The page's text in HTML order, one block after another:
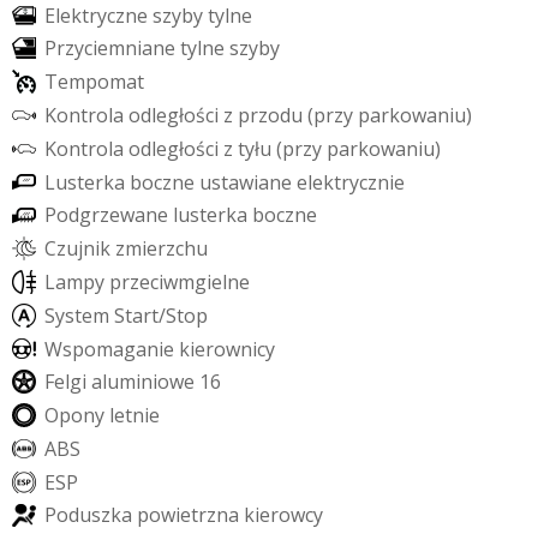
Elektryczne szybytylne
Przyciemniane tylne szyby
Tempomat
Kontrola odległości z przodu (przy parkowaniu)
Kontrola odległości z tyłu (przy parkowaniu)
Lusterka boczne ustawiane elektrycznie
Podgrzewane lusterka boczne
Czujnik zmierzchu
Lampy przeciwmgielne
System Start/Stop
Wspomaganie kierownicy
Felgi aluminiowe 16
Opony letnie
ABS
ESP
Poduszka powietrzna kierowcy